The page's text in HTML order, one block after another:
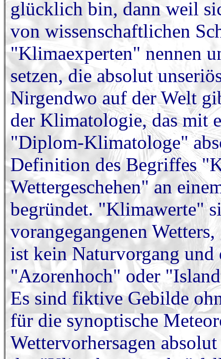
glücklich bin, dann weil
von wissenschaftlichen
"Klimaexperten" nennen
setzen, die absolut
Nirgendwo auf der Welt
der Klimatologie, das mit
"Diplom-Klimatologe"
Definition des Begriffes
Wettergeschehen" an
begründet. "Klimawerte"
vorangegangenen
ist kein Naturvorgang und
"Azorenhoch" oder
Es sind fiktive Gebilde
für die synoptische
Wettervorhersagen